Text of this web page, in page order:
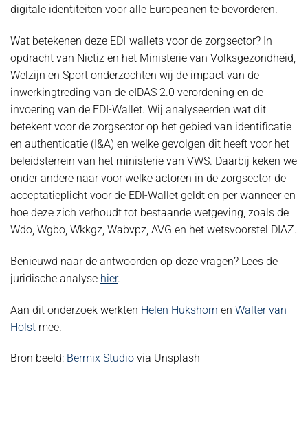
digitale identiteiten voor alle Europeanen te bevorderen.
Wat betekenen deze EDI-wallets voor de zorgsector? In
opdracht van Nictiz en het Ministerie van Volksgezondheid,
Welzijn en Sport onderzochten wij de impact van de
inwerkingtreding van de eIDAS 2.0 verordening en de
invoering van de EDI-Wallet. Wij analyseerden wat dit
betekent voor de zorgsector op het gebied van identificatie
en authenticatie (I&A) en welke gevolgen dit heeft voor het
beleidsterrein van het ministerie van VWS. Daarbij keken we
onder andere naar voor welke actoren in de zorgsector de
acceptatieplicht voor de EDI-Wallet geldt en per wanneer en
hoe deze zich verhoudt tot bestaande wetgeving, zoals de
Wdo, Wgbo, Wkkgz, Wabvpz, AVG en het wetsvoorstel DIAZ.
Benieuwd naar de antwoorden op deze vragen? Lees de
juridische analyse hier.
Aan dit onderzoek werkten Helen Hukshorn en Walter van
Holst mee.
Bron beeld: Bermix Studio via Unsplash